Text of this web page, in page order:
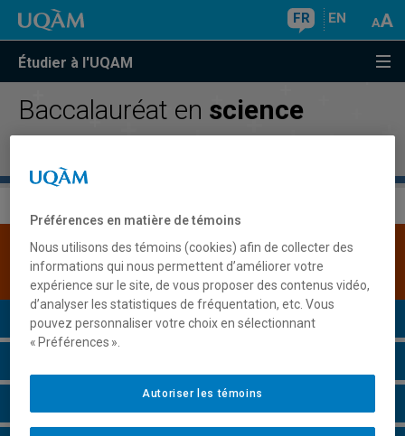
FR EN
Étudier à l'UQAM
Baccalauréat en science
Une version plus récente de ce programme est
disponible.Cliquez ici pour la consulter.
Présentation du programme
Cours à suivre et horaires
Préférences en matière de témoins
Nous utilisons des témoins (cookies) afin de collecter des
informations qui nous permettent d’améliorer votre
expérience sur le site, de vous proposer des contenus vidéo,
d’analyser les statistiques de fréquentation, etc. Vous
pouvez personnaliser votre choix en sélectionnant
« Préférences ».
Autoriser les témoins